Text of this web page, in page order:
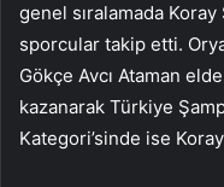
genel sıralamada
sporcular takip etti.
Gökçe Avcı Ataman
kazanarak Türkiye
Kategori’sinde ise